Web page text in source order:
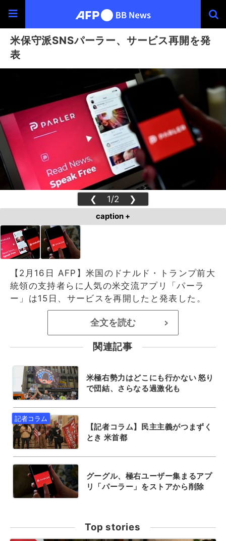
米保守派SNSパーラー、サービス再開を発
表
❮ 1/2 ❯
caption +
【2月16日 AFP】米国のドナルド・トランプ前大
統領の支持者らに人気の米交流アプリ「パーラ
ー」は15日、サービスを再開したと発表した。
全文を読む >
関連記事
米極右勢力はどこにも行かない 怒り
で団結、さらなる過激化も
【記者コラム】民主主義がつまずく
とき 米首都
グーグル、極右ユーザー集まるアプ
リ「パーラー」をストアから削除
Top stories